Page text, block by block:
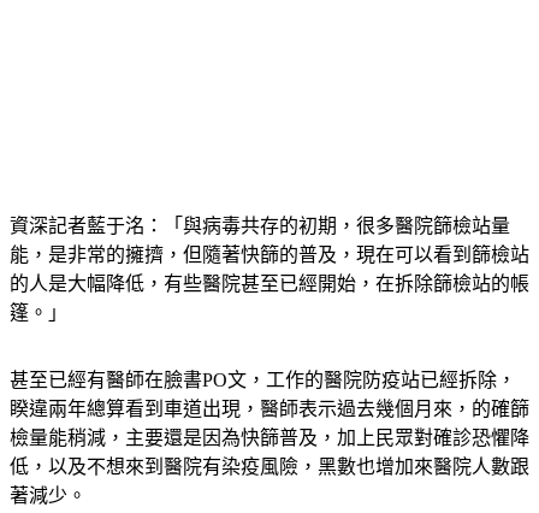
資深記者藍于洺：「與病毒共存的初期，很多醫院篩檢站量
能，是非常的擁擠，但隨著快篩的普及，現在可以看到篩檢站
的人是大幅降低，有些醫院甚至已經開始，在拆除篩檢站的帳
篷。」
甚至已經有醫師在臉書PO文，工作的醫院防疫站已經拆除，
睽違兩年總算看到車道出現，醫師表示過去幾個月來，的確篩
檢量能稍減，主要還是因為快篩普及，加上民眾對確診恐懼降
低，以及不想來到醫院有染疫風險，黑數也增加來醫院人數跟
著減少。